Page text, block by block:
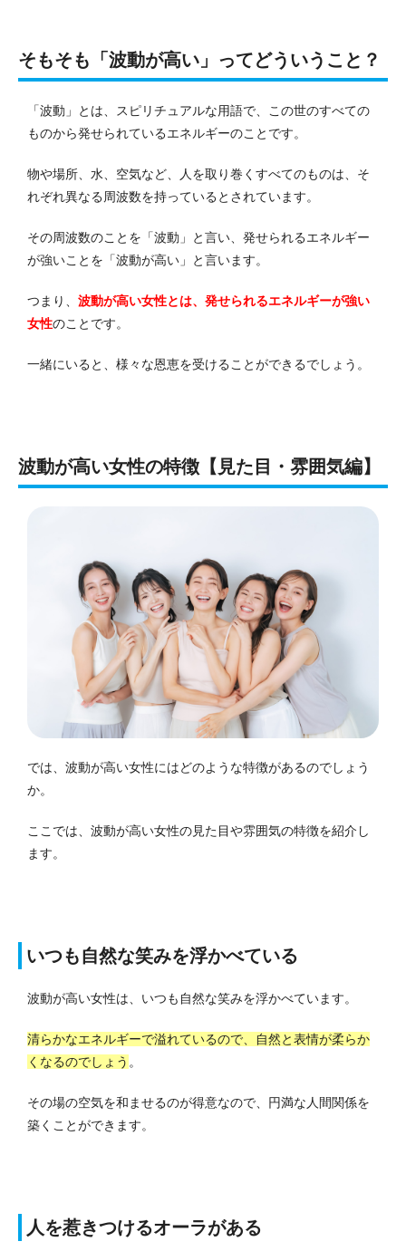
そもそも「波動が高い」ってどういうこと？
「波動」とは、スピリチュアルな用語で、この世のすべての
ものから発せられているエネルギーのことです。
物や場所、水、空気など、人を取り巻くすべてのものは、そ
れぞれ異なる周波数を持っているとされています。
その周波数のことを「波動」と言い、発せられるエネルギー
が強いことを「波動が高い」と言います。
つまり、 波動が高い女性とは、発せられるエネルギーが強い
女性のことです。
一緒にいると、様々な恩恵を受けることができるでしょう。
波動が高い女性の特徴【見た目・雰囲気編】
では、波動が高い女性にはどのような特徴があるのでしょう
か。
ここでは、波動が高い女性の見た目や雰囲気の特徴を紹介し
ます。
いつも自然な笑みを浮かべている
波動が高い女性は、いつも自然な笑みを浮かべています。
清らかなエネルギーで溢れているので、自然と表情が柔らか
くなるのでしょう 。
その場の空気を和ませるのが得意なので、円満な人間関係を
築くことができます。
人を惹きつけるオーラがある